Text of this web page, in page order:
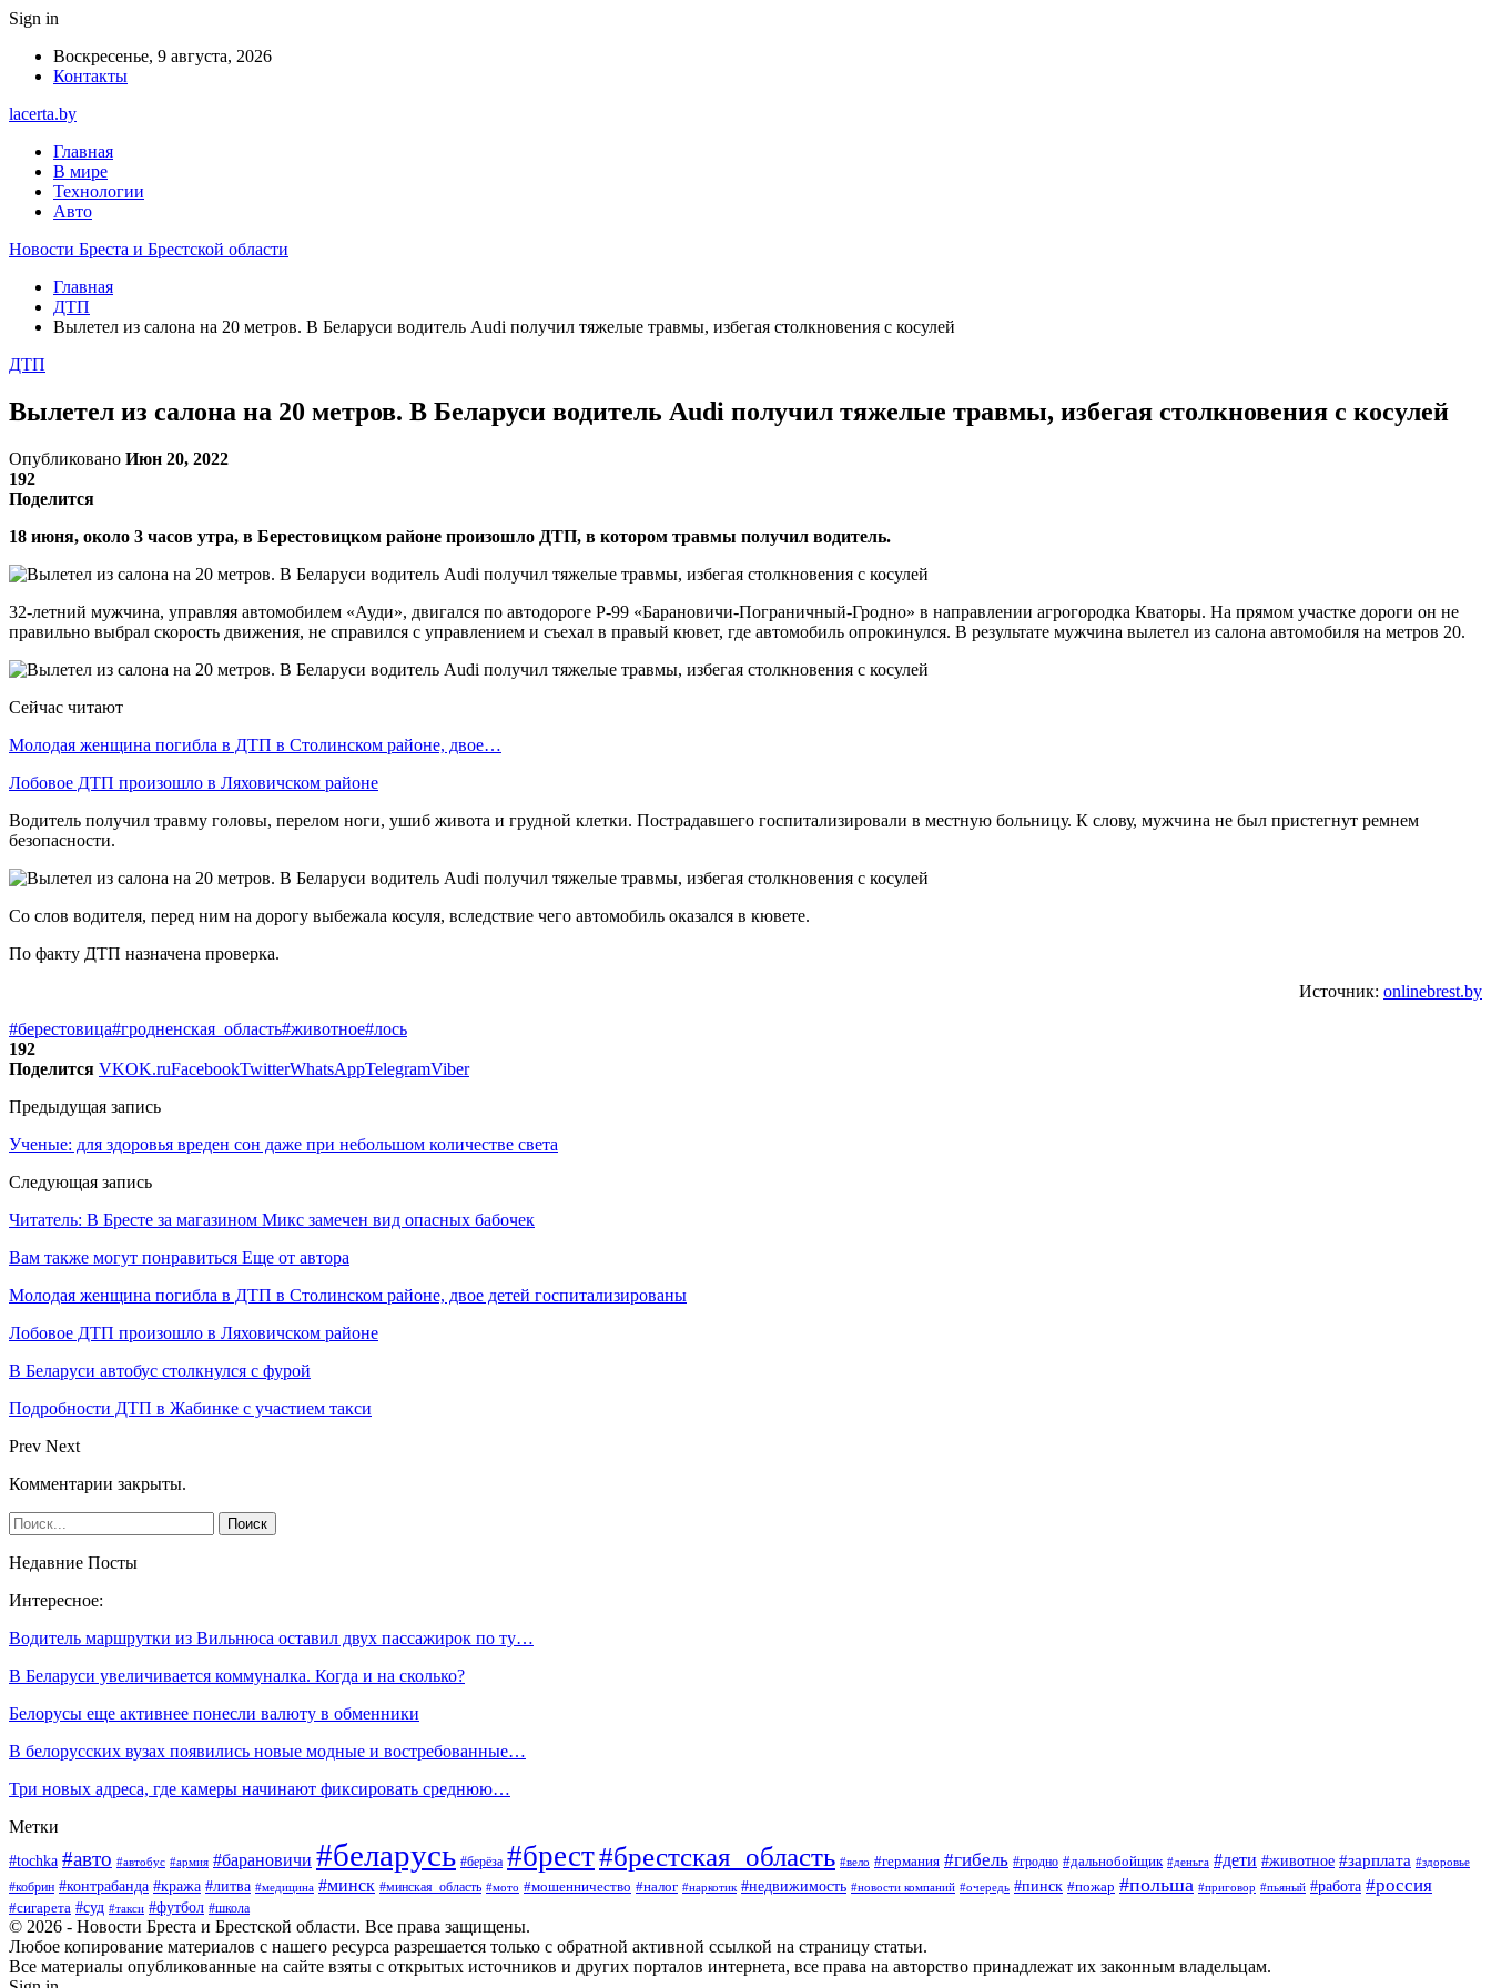
Sign in
Воскресенье, 9 августа, 2026
Контакты
lacerta.by
Главная
В мире
Технологии
Авто
Новости Бреста и Брестской области
Главная
ДТП
Вылетел из салона на 20 метров. В Беларуси водитель Audi получил тяжелые травмы, избегая столкновения с косулей
ДТП
Вылетел из салона на 20 метров. В Беларуси водитель Audi получил тяжелые травмы, избегая столкновения с косулей
Опубликовано Июн 20, 2022
192
Поделится
18 июня, около 3 часов утра, в Берестовицком районе произошло ДТП, в котором травмы получил водитель.
32-летний мужчина, управляя автомобилем «Ауди», двигался по автодороге Р-99 «Барановичи-Пограничный-Гродно» в направлении агрогородка Кваторы. На прямом участке дороги он не
правильно выбрал скорость движения, не справился с управлением и съехал в правый кювет, где автомобиль опрокинулся. В результате мужчина вылетел из салона автомобиля на метров 20.
Сейчас читают
Молодая женщина погибла в ДТП в Столинском районе, двое…
Лобовое ДТП произошло в Ляховичском районе
Водитель получил травму головы, перелом ноги, ушиб живота и грудной клетки. Пострадавшего госпитализировали в местную больницу. К слову, мужчина не был пристегнут ремнем
безопасности.
Со слов водителя, перед ним на дорогу выбежала косуля, вследствие чего автомобиль оказался в кювете.
По факту ДТП назначена проверка.
Источник: onlinebrest.by
#берестовица#гродненская_область#животное#лось
192
Поделится VKOK.ruFacebookTwitterWhatsAppTelegramViber
Предыдущая запись
Ученые: для здоровья вреден сон даже при небольшом количестве света
Следующая запись
Читатель: В Бресте за магазином Микс замечен вид опасных бабочек
Вам также могут понравиться Еще от автора
Молодая женщина погибла в ДТП в Столинском районе, двое детей госпитализированы
Лобовое ДТП произошло в Ляховичском районе
В Беларуси автобус столкнулся с фурой
Подробности ДТП в Жабинке с участием такси
Prev Next
Комментарии закрыты.
Недавние Посты
Интересное:
Водитель маршрутки из Вильнюса оставил двух пассажирок по ту…
В Беларуси увеличивается коммуналка. Когда и на сколько?
Белорусы еще активнее понесли валюту в обменники
В белорусских вузах появились новые модные и востребованные…
Три новых адреса, где камеры начинают фиксировать среднюю…
Метки
#tochka #авто #автобус #армия #барановичи #беларусь #берёза #брест#брестская_область #вело #германия #гибель #гродно #дальнобойщик #деньга #дети #животное #зарплата #здоровье
#кобрин #контрабанда #кража #литва #медицина #минск #минская_область #мото #мошенничество #налог #наркотик #недвижимость #новости компаний #очередь #пинск #пожар #польша #приговор #пьяный #работа #россия
#сигарета #суд #такси #футбол #школа
© 2026 - Новости Бреста и Брестской области. Все права защищены.
Любое копирование материалов с нашего ресурса разрешается только с обратной активной ссылкой на страницу статьи.
Все материалы опубликованные на сайте взяты с открытых источников и других порталов интернета, все права на авторство принадлежат их законным владельцам.